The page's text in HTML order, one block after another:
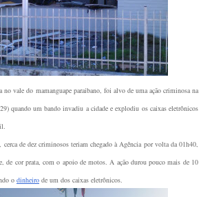
no vale do mamanguape paraibano, foi alvo de uma ação criminosa na
quando um bando invadiu a cidade e explodiu os caixas eletrônicos
cerca de dez criminosos teriam chegado à Agência por volta da 01h40,
de cor prata, com o apoio de motos. A ação durou pouco mais de 10
o dinheiro de um dos caixas eletrônicos.